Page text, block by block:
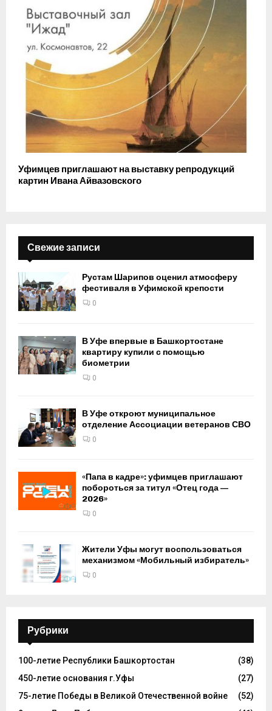
Уфимцев приглашают на выставку репродукций
картин Ивана Айвазовского
Свежие записи
Рустам Шарипов оценил атмосферу
фестиваля в Уфимской крепости
0
В Уфе впервые в Башкортостане
квартиру купили с помощью
биометрии
0
В Уфе откроют муниципальное
отделение Ассоциации ветеранов СВО
0
«Папа в кадре»: уфимцев приглашают
побороться за титул «Отец года —
2026»
0
Жители Уфы могут воспользоваться
механизмом «Мобильный избиратель»
0
Рубрики
100-летие Республики Башкортостан
(38)
450-летие основания г.Уфы
(27)
75-летие Победы в Великой Отечественной войне
(52)